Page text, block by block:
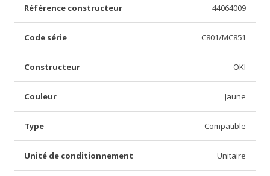
Référence constructeur 44064009
Code série C801/MC851
Constructeur OKI
Couleur Jaune
Type Compatible
Unité de conditionnement Unitaire